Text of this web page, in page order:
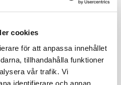
cookies
för att anpassa innehållet
tillhandahålla funktioner
vår trafik. Vi
identifierare och annan